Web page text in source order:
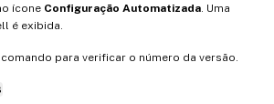
ícone Configuração Automatizada. Uma
é exibida.
para verificar o número da versão.